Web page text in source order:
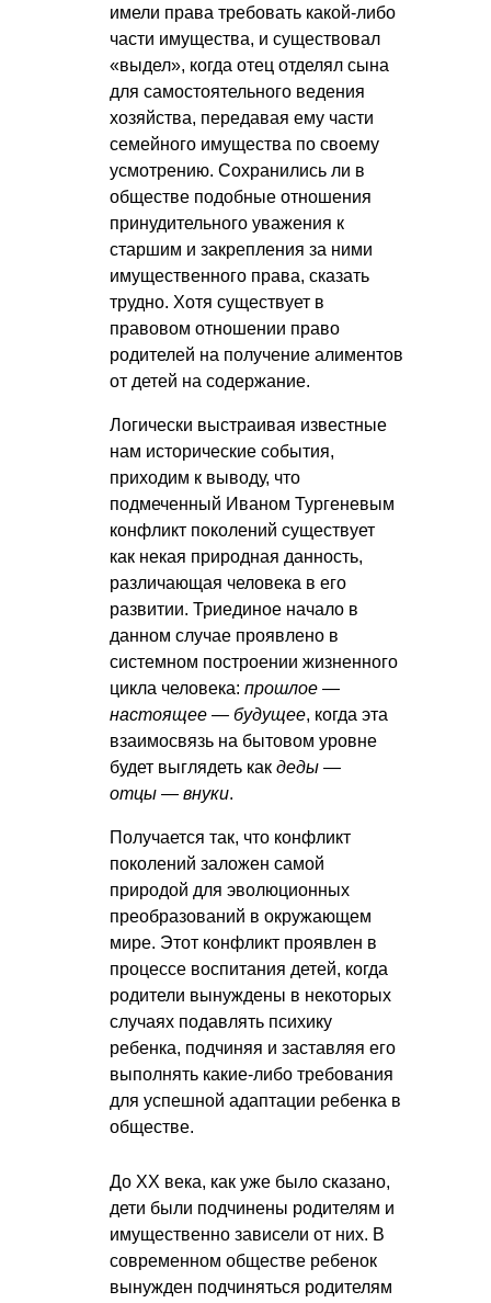
имели права требовать какой-либо
части имущества, и существовал
«выдел», когда отец отделял сына
для самостоятельного ведения
хозяйства, передавая ему части
семейного имущества по своему
усмотрению. Сохранились ли в
обществе подобные отношения
принудительного уважения к
старшим и закрепления за ними
имущественного права, сказать
трудно. Хотя существует в
правовом отношении право
родителей на получение алиментов
от детей на содержание.
Логически выстраивая известные
нам исторические события,
приходим к выводу, что
подмеченный Иваном Тургеневым
конфликт поколений существует
как некая природная данность,
различающая человека в его
развитии. Триединое начало в
данном случае проявлено в
системном построении жизненного
цикла человека: прошлое —
настоящее — будущее, когда эта
взаимосвязь на бытовом уровне
будет выглядеть как деды —
отцы — внуки.
Получается так, что конфликт
поколений заложен самой
природой для эволюционных
преобразований в окружающем
мире. Этот конфликт проявлен в
процессе воспитания детей, когда
родители вынуждены в некоторых
случаях подавлять психику
ребенка, подчиняя и заставляя его
выполнять какие-либо требования
для успешной адаптации ребенка в
обществе.
До XX века, как уже было сказано,
дети были подчинены родителям и
имущественно зависели от них. В
современном обществе ребенок
вынужден подчиняться родителям